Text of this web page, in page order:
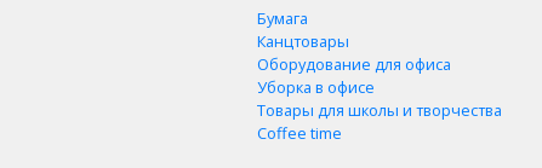
Бумага
Канцтовары
Оборудование для офиса
Уборка в офисе
Товары для школы и творчества
Coffee time